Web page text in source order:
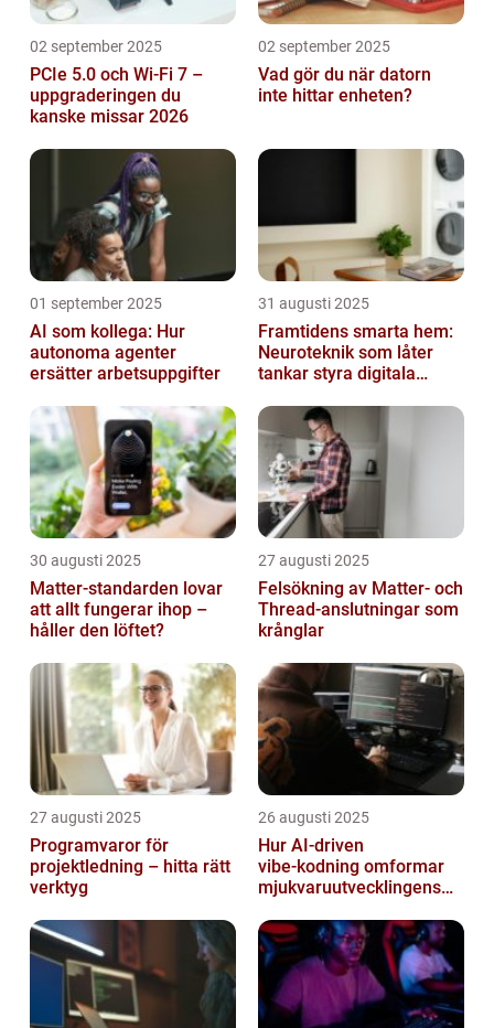
02 september 2025
PCIe 5.0 och Wi-Fi 7 –
uppgraderingen du
kanske missar 2026
02 september 2025
Vad gör du när datorn
inte hittar enheten?
01 september 2025
AI som kollega: Hur
autonoma agenter
ersätter arbetsuppgifter
31 augusti 2025
Framtidens smarta hem:
Neuroteknik som låter
tankar styra digitala
30 augusti 2025
Matter-standarden lovar
att allt fungerar ihop –
håller den löftet?
27 augusti 2025
Felsökning av Matter‑ och
Thread‑anslutningar som
krånglar
27 augusti 2025
Programvaror för
projektledning – hitta rätt
verktyg
26 augusti 2025
Hur AI‑driven
vibe‑kodning omformar
mjukvaruutvecklingens